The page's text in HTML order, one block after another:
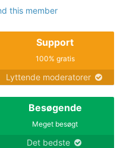
this member
Support
100% gratis
Lyttende moderatorer
Besøgende
Meget besøgt
Det bedste